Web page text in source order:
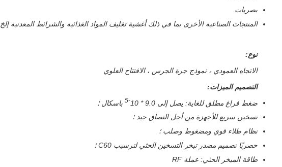
بصريات
المنتجات الصناعية الأخرى بما في ذلك أغشية تغليف المواد الغذائية والشرائط المعدنية إلخ.
نوع:
الاتجاه العمودي ، نموذج جرة الجرس ، الافتتاح العلوي
التصميم الميزات:
ضغط فراغ مطلق للغاية: يصل إلى 9.0 * 10
-5
باسكال ؛
تسخين سريع للأجهزة من أجل التصاق جيد ؛
نظام طلاء قوي ومضغوط وصلب ؛
حصريًا تصميم مصدر تبخر التسخين الحثي لترسيب C60 ؛
طاقة المبخر الحثي: عملة RF